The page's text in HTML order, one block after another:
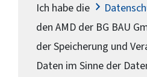
Ich habe die
den AMD der BG BAU
der Speicherung und
Daten im Sinne der